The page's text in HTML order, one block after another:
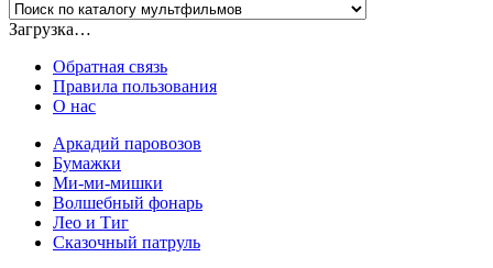
Загрузка…
Обратная связь
Правила пользования
О нас
Аркадий паровозов
Бумажки
Ми-ми-мишки
Волшебный фонарь
Лео и Тиг
Сказочный патруль